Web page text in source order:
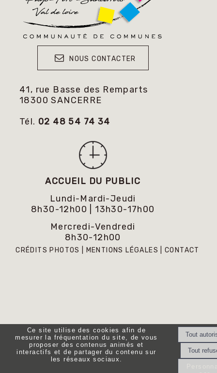
NOUS CONTACTER
41, rue Basse des Remparts
18300 SANCERRE
Tél. 02 48 54 74 34
ACCUEIL DU PUBLIC
Lundi-Mardi-Jeudi
8h30-12h00 | 13h30-17h00
Mercredi-Vendredi
8h30-12h00
CRÉDITS PHOTOS MENTIONS LÉGALES CONTACT
Ce site utilise des cookies afin de
mesurer la fréquentation du site, de vous
proposer des contenus animés et
interactifs et de partager du contenu sur
les réseaux sociaux.